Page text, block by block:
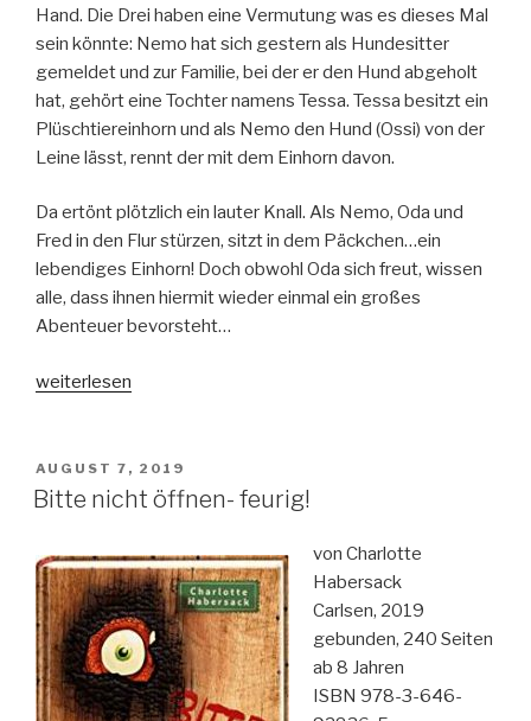
Hand. Die Drei haben eine Vermutung was es dieses Mal
sein könnte: Nemo hat sich gestern als Hundesitter
gemeldet und zur Familie, bei der er den Hund abgeholt
hat, gehört eine Tochter namens Tessa. Tessa besitzt ein
Plüschtiereinhorn und als Nemo den Hund (Ossi) von der
Leine lässt, rennt der mit dem Einhorn davon.
Da ertönt plötzlich ein lauter Knall. Als Nemo, Oda und
Fred in den Flur stürzen, sitzt in dem Päckchen…ein
lebendiges Einhorn! Doch obwohl Oda sich freut, wissen
alle, dass ihnen hiermit wieder einmal ein großes
Abenteuer bevorsteht…
„Bitte
Magic“
weiterlesen
VERÖFFENTLICHT
AM
AUGUST 7, 2019
Bitte nicht öffnen- feurig!
von Charlotte
Habersack
Carlsen, 2019
gebunden, 240 Seiten
ab 8 Jahren
ISBN 978-3-646-